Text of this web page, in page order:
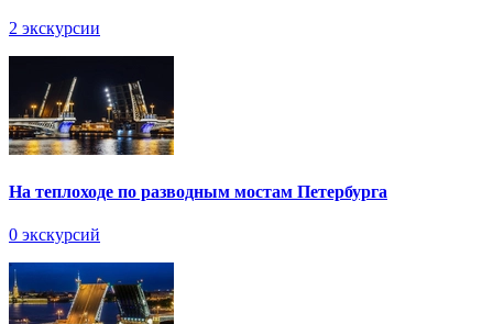
2 экскурсии
На теплоходе по разводным мостам Петербурга
0 экскурсий